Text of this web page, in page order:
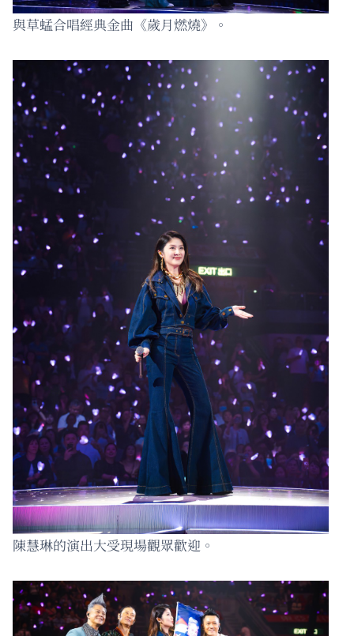
與草蜢合唱經典金曲《歲月燃燒》。
陳慧琳的演出大受現場觀眾歡迎。